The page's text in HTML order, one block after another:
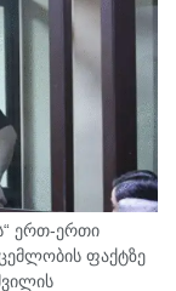
ერთ-ერთი
ფაქტზე